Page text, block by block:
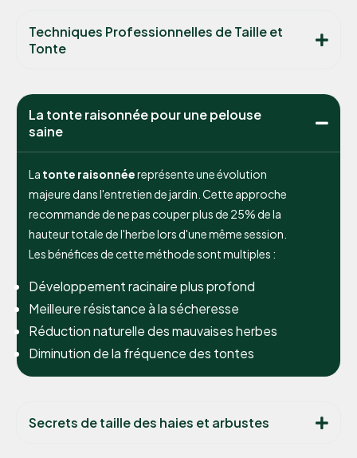
Techniques Professionnelles de Taille et
Tonte
La tonte raisonnée pour une pelouse
saine
La tonte raisonnéereprésente une évolution
majeure dans l'entretien de jardin. Cette approche
recommande de ne pas couper plus de 25% de la
hauteur totale de l'herbe lors d'une même session.
Les bénéfices de cette méthode sont multiples :
Développement racinaire plus profond
Meilleure résistance à la sécheresse
Réduction naturelle des mauvaises herbes
Diminution de la fréquence des tontes
Secrets de taille des haies et arbustes